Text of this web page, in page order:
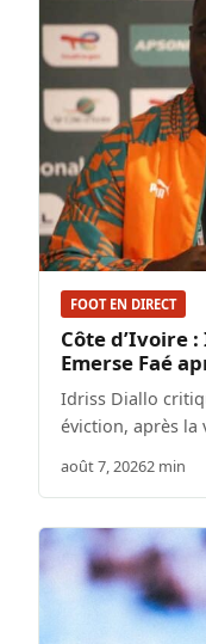
FOOT EN DIRECT
Côte d’Ivoire
Emerse Faé
Idriss Diallo
éviction, après la
août 7, 20262 min